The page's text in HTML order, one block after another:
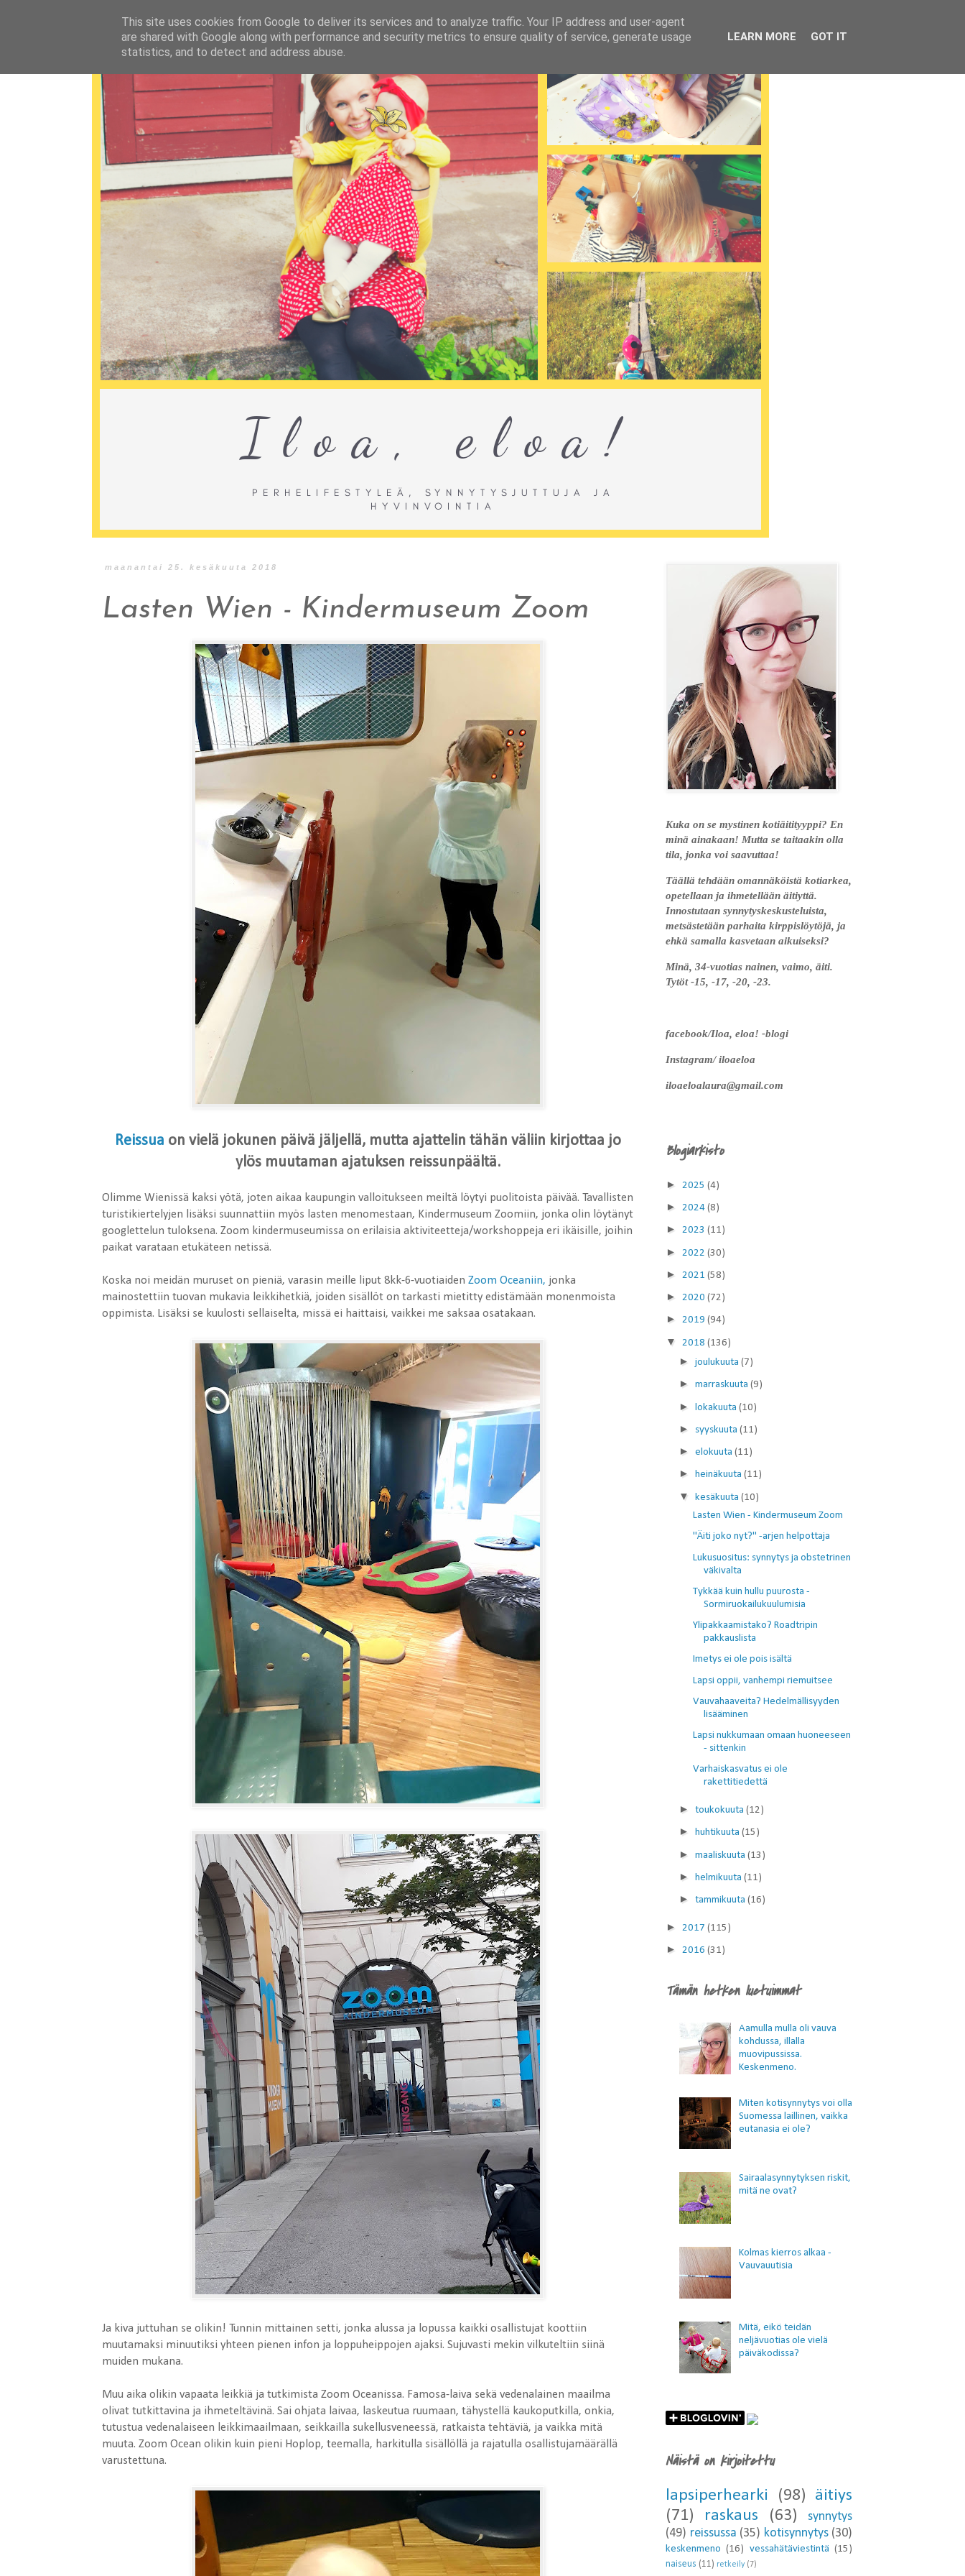
maanantai 25. kesäkuuta 2018
Lasten Wien - Kindermuseum Zoom
Reissua on vielä jokunen päivä jäljellä, mutta ajattelin tähän väliin kirjottaa jo
ylös muutaman ajatuksen reissunpäältä.
Olimme Wienissä kaksi yötä, joten aikaa kaupungin valloitukseen meiltä löytyi puolitoista päivää. Tavallisten
turistikiertelyjen lisäksi suunnattiin myös lasten menomestaan, Kindermuseum Zoomiin, jonka olin löytänyt
googlettelun tuloksena. Zoom kindermuseumissa on erilaisia aktiviteetteja/workshoppeja eri ikäisille, joihin
paikat varataan etukäteen netissä.
Koska noi meidän muruset on pieniä, varasin meille liput 8kk-6-vuotiaiden Zoom Oceaniin, jonka
mainostettiin tuovan mukavia leikkihetkiä, joiden sisällöt on tarkasti mietitty edistämään monenmoista
oppimista. Lisäksi se kuulosti sellaiselta, missä ei haittaisi, vaikkei me saksaa osatakaan.
Ja kiva juttuhan se olikin! Tunnin mittainen setti, jonka alussa ja lopussa kaikki osallistujat koottiin
muutamaksi minuutiksi yhteen pienen infon ja loppuheippojen ajaksi. Sujuvasti mekin vilkuteltiin siinä
muiden mukana.
Muu aika olikin vapaata leikkiä ja tutkimista Zoom Oceanissa. Famosa-laiva sekä vedenalainen maailma
olivat tutkittavina ja ihmeteltävinä. Sai ohjata laivaa, laskeutua ruumaan, tähystellä kaukoputkilla, onkia,
tutustua vedenalaiseen leikkimaailmaan, seikkailla sukellusveneessä, ratkaista tehtäviä, ja vaikka mitä
muuta. Zoom Ocean olikin kuin pieni Hoplop, teemalla, harkitulla sisällöllä ja rajatulla osallistujamäärällä
varustettuna.
Kuka on se mystinen kotiäitityyppi? En
minä ainakaan! Mutta se taitaakin olla
tila, jonka voi saavuttaa!
Täällä tehdään omannäköistä kotiarkea,
opetellaan ja ihmetellään äitiyttä.
Innostutaan synnytyskeskusteluista,
metsästetään parhaita kirppislöytöjä, ja
ehkä samalla kasvetaan aikuiseksi?
Minä, 34-vuotias nainen, vaimo, äiti.
Tytöt -15, -17, -20, -23.
facebook/Iloa, eloa! -blogi
Instagram/ iloaeloa
iloaeloalaura@gmail.com
Blogiarkisto
► 2025 (4)
► 2024 (8)
► 2023 (11)
► 2022 (30)
► 2021 (58)
► 2020 (72)
► 2019 (94)
▼ 2018 (136)
► joulukuuta (7)
► marraskuuta (9)
► lokakuuta (10)
► syyskuuta (11)
► elokuuta (11)
► heinäkuuta (11)
▼ kesäkuuta (10)
Lasten Wien - Kindermuseum Zoom
"Äiti joko nyt?" -arjen helpottaja
Lukusuositus: synnytys ja obstetrinen
väkivalta
Tykkää kuin hullu puurosta -
Sormiruokailukuulumisia
Ylipakkaamistako? Roadtripin
pakkauslista
Imetys ei ole pois isältä
Lapsi oppii, vanhempi riemuitsee
Vauvahaaveita? Hedelmällisyyden
lisääminen
Lapsi nukkumaan omaan huoneeseen
- sittenkin
Varhaiskasvatus ei ole
rakettitiedettä
► toukokuuta (12)
► huhtikuuta (15)
► maaliskuuta (13)
► helmikuuta (11)
► tammikuuta (16)
► 2017 (115)
► 2016 (31)
Tämän hetken luetuimmat
Aamulla mulla oli vauva
kohdussa, illalla
muovipussissa.
Keskenmeno.
Miten kotisynnytys voi olla
Suomessa laillinen, vaikka
eutanasia ei ole?
Sairaalasynnytyksen riskit,
mitä ne ovat?
Kolmas kierros alkaa -
Vauvauutisia
Mitä, eikö teidän
neljävuotias ole vielä
päiväkodissa?
Näistä on kirjoitettu
lapsiperhearki (98)
äitiys
(71)
raskaus (63)
synnytys
(49) reissussa (35) kotisynnytys (30)
keskenmeno (16) vessahätäviestintä (15)
naiseus (11) retkeily (7)
This site uses cookies from Google to deliver its services and to analyze traffic. Your IP address and user-agent
are shared with Google along with performance and security metrics to ensure quality of service, generate usage
statistics, and to detect and address abuse.
LEARN MORE GOT IT